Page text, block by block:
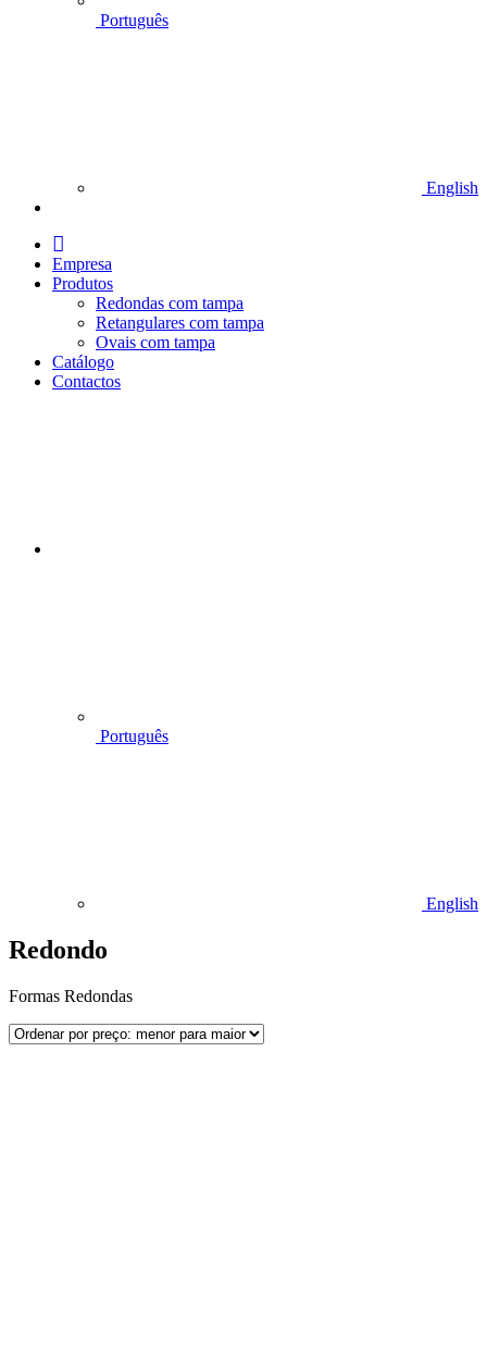
Português
English
n
i
Empresa
Produtos
Redondas com tampa
Retangulares com tampa
Ovais com tampa
Catálogo
Contactos
Português
English
Redondo
Formas Redondas